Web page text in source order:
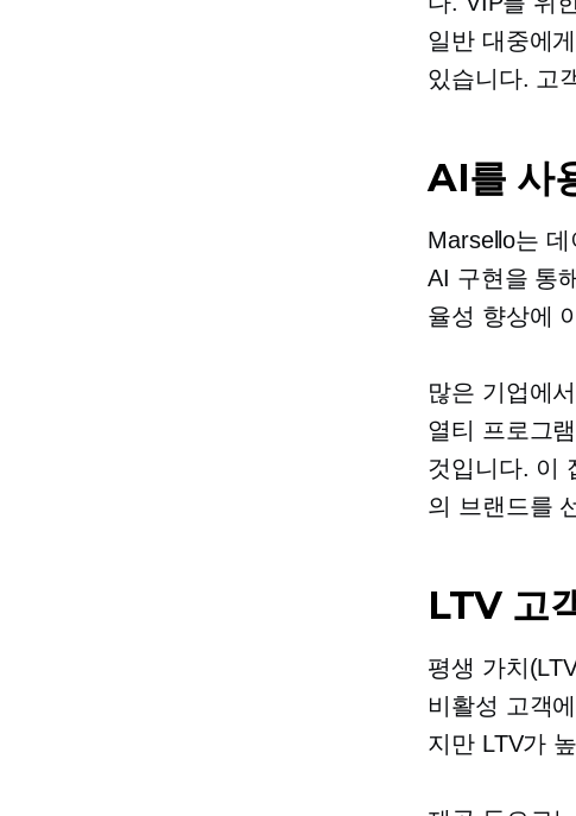
일반 대중에
있습니다. 고
AI를 사
Marsello는
AI 구현을 통
율성 향상에
많은 기업에
열티 프로그
것입니다. 이
의 브랜드를
LTV 고
평생 가치
비활성 고객
지만 LTV가